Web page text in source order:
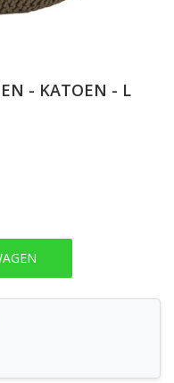
- KATOEN - L